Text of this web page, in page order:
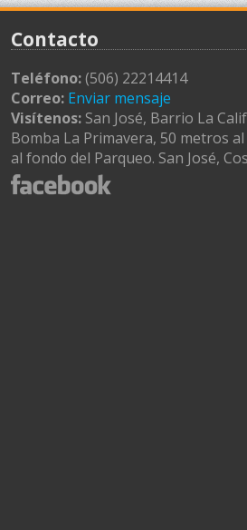
Contacto
Teléfono:(506) 22214414
Correo: Enviar mensaje
Visítenos: San José, Barrio La
Bomba La Primavera, 50 metros al
al fondo del Parqueo. San José,